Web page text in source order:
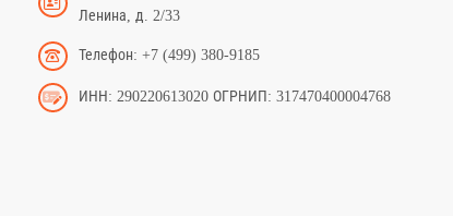
Ленина, д. 2/33
Телефон: +7 (499) 380-9185
ИНН: 290220613020 ОГРНИП: 317470400004768